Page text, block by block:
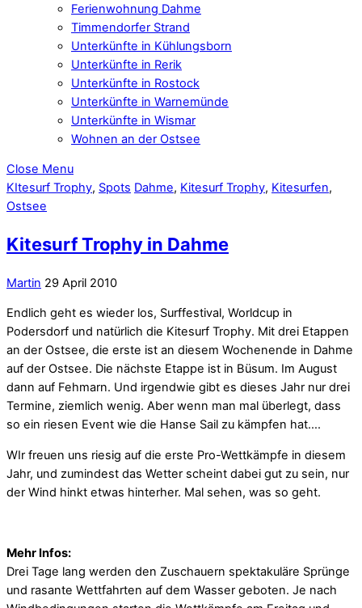
Ferienwohnung Dahme
Timmendorfer Strand
Unterkünfte in Kühlungsborn
Unterkünfte in Rerik
Unterkünfte in Rostock
Unterkünfte in Warnemünde
Unterkünfte in Wismar
Wohnen an der Ostsee
Close Menu
KItesurf Trophy, Spots Dahme, Kitesurf Trophy, Kitesurfen,
Ostsee
Kitesurf Trophy in Dahme
Martin 29 April 2010
Endlich geht es wieder los, Surffestival, Worldcup in
Podersdorf und natürlich die Kitesurf Trophy. Mit drei Etappen
an der Ostsee, die erste ist an diesem Wochenende in Dahme
auf der Ostsee. Die nächste Etappe ist in Büsum. Im August
dann auf Fehmarn. Und irgendwie gibt es dieses Jahr nur drei
Termine, ziemlich wenig. Aber wenn man mal überlegt, dass
so ein riesen Event wie die Hanse Sail zu kämpfen hat….
WIr freuen uns riesig auf die erste Pro-Wettkämpfe in diesem
Jahr, und zumindest das Wetter scheint dabei gut zu sein, nur
der Wind hinkt etwas hinterher. Mal sehen, was so geht.
Mehr Infos:
Drei Tage lang werden den Zuschauern spektakuläre Sprünge
und rasante Wettfahrten auf dem Wasser geboten. Je nach